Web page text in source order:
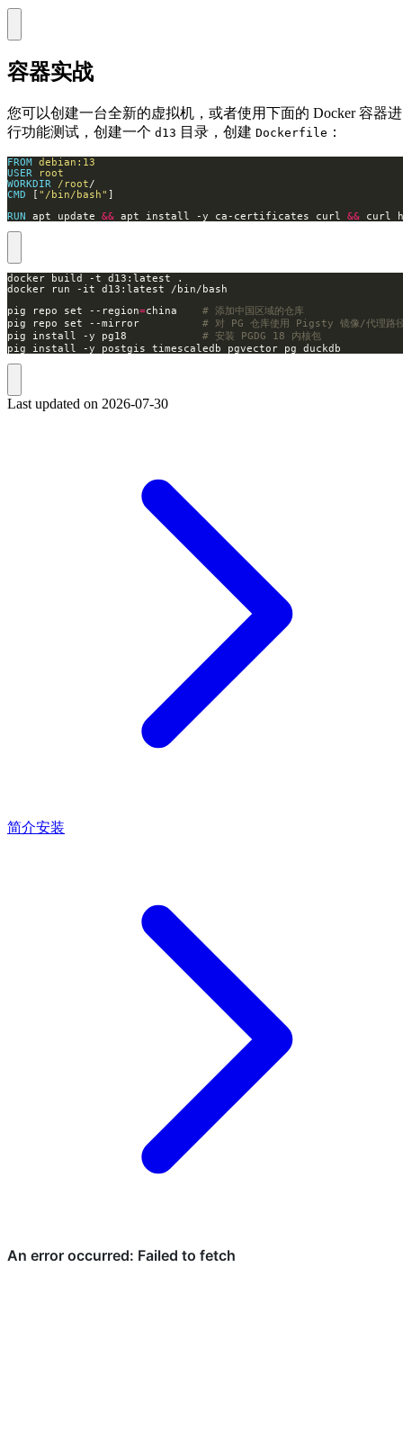
容器实战
您可以创建一台全新的虚拟机，或者使用下面的 Docker 容器进
行功能测试，创建一个 d13 目录，创建 Dockerfile ：
FROM
debian:13
USER
root
WORKDIR
/root/
CMD
"/bin/bash"
RUN
apt update && apt install -y ca-certificates curl && curl
pig repo set --region=china # 添加中国区域的仓库
pig repo set --mirror # 对 PG 仓库使用 Pigsty 镜像/代理路
pig install -y pg18 # 安装 PGDG 18 内核包
pig install -y postgis timescaledb pgvector pg_duckdb
Last updated on 2026-07-30
简介安装